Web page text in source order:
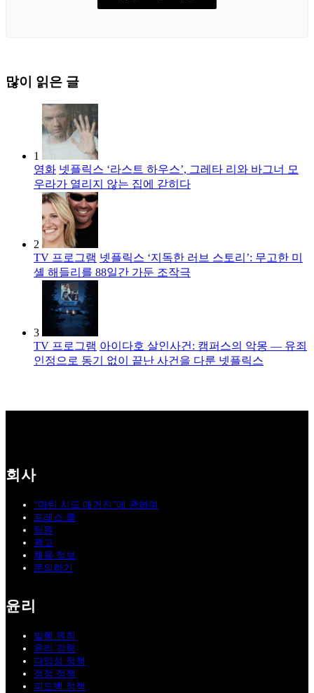
많이 읽은 글
1
영화 넷플릭스 ‘라스트 하우스’, 그레타 리와 바그너 모
우라가 열리지 않는 집에 갇히다
2
TV 프로그램 넷플릭스 ‘지독한 러브 스토리’: 무고한 미
셸 해들리를 88일간 가둔 조작극
3
TV 프로그램 아이다호 살인사건: 캠퍼스의 악몽 — 유죄
인정으로 동기 없이 끝난 사건을 다룬 넷플릭스
회사
“마틴 시드 매거진”에 관하여
프레스 룸
팀원
광고
채용 정보
문의하기
윤리
발행 원칙
윤리 강령
다양성 정책
정정 정책
피드백 정책